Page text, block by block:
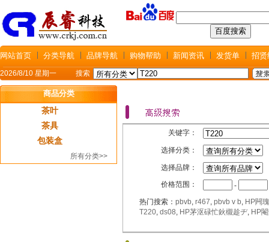
网站首页 分类导航 品牌导航 购物帮助 新闻资讯 发货单 招贤
2026/8/10 星期一 搜索
商品分类
茶叶
茶具
包装盒
所有分类>>
关键字：
选择分类：
选择品牌：
价格范围：
-
热门搜索： pbvb, r467, pbvb v b, HP闁
T220, ds08, HP茅沤碌忙鈥櫬趁ヂ, HP